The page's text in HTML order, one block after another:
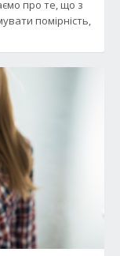
про те, що з
помірність,